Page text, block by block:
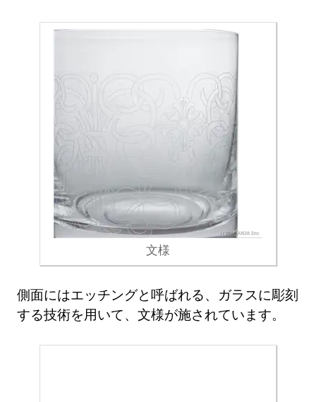
文様
側面にはエッチングと呼ばれる、ガラスに彫刻
する技術を用いて、文様が施されています。